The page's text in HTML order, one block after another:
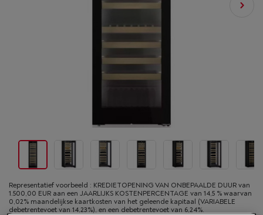
Representatief voorbeeld : KREDIETOPENING VAN ONBEPAALDE DUUR van
1.500,00 EUR aan een JAARLIJKS KOSTENPERCENTAGE van 14,5 % waarvan
0,02% maandelijkse kaartkosten van het geleende kapitaal (VARIABELE
debetrentevoet van 14,23%), en een debetrentevoet van 6,24%.